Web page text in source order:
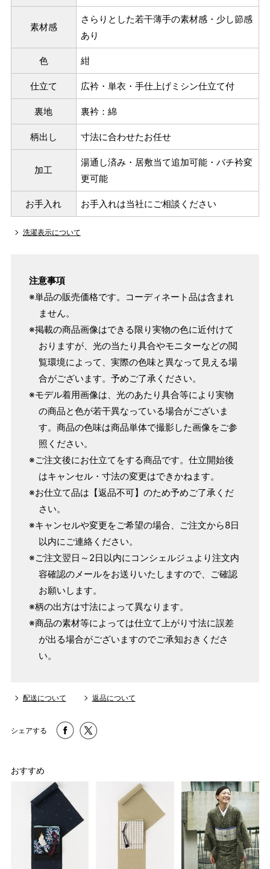
パターンオーダー（弊社規定のS～LLサイズより、身長・
ヒップを目安にサイズをお選びいただく）
マイサイズでお仕立て（お客様の希望サイズでお仕立て）
店舗で採寸（お近くの店舗でスタッフが採寸）
サイズ
～90cm
153cm
SW ～95cm
155cm
4尺1寸
M
～160cm
～95cm
159cm
MW ～100cm
163cm
4尺3寸
～165cm
4尺3寸5分
LW ～105cm
4尺4寸
LL ～170cm ～98cm
1 寸法は鯨尺（くじらじゃく）寸法です。もともと鯨のひげ
で作られた道具で測っていたので鯨尺と言います。
単位：１尺＝約38cm １寸＝約3.8cm １分＝約0.38cm
2 鯨尺寸法となりますので上表の cm はおおよその長さとな
ります。
3 反物の巾により表記の裄のサイズが出ない場合がございま
素材感
さらりとした若干薄手の素材感・少し節感
あり
色 紺
仕立て 広衿・単衣・手仕上げミシン仕立て付
裏地 裏衿：綿
柄出し 寸法に合わせたお任せ
加工
湯通し済み・居敷当て追加可能・バチ衿変
更可能
お手入れ お手入れは当社にご相談ください
洗濯表示について
注意事項
※単品の販売価格です。コーディネート品は含まれ
ません。
※掲載の商品画像はできる限り実物の色に近付けて
おりますが、光の当たり具合やモニターなどの閲
覧環境によって、実際の色味と異なって見える場
合がございます。予めご了承ください。
※モデル着用画像は、光のあたり具合等により実物
の商品と色が若干異なっている場合がございま
す。商品の色味は商品単体で撮影した画像をご参
照ください。
※ご注文後にお仕立てをする商品です。仕立開始後
はキャンセル・寸法の変更はできかねます。
※お仕立て品は【返品不可】のため予めご了承くだ
さい。
※キャンセルや変更をご希望の場合、ご注文から8日
以内にご連絡ください。
※ご注文翌日～2日以内にコンシェルジュより注文内
容確認のメールをお送りいたしますので、ご確認
お願いします。
※柄の出方は寸法によって異なります。
※商品の素材等によっては仕立て上がり寸法に誤差
が出る場合がございますのでご承知おきくださ
い。
配送について 返品について
シェアする
おすすめ